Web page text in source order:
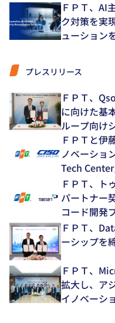
ＦＰＴ、AI
ク対策を実
ューション
プレスリリース
ＦＰＴ、
に向けた基
ループ向け
域で中長期
ＦＰＴと伊
ノベーショ
Tech
ＦＰＴ、ト
パートナー
コード開発
「
～
ＦＰＴ、
ーシップを
ＦＰＴ、
拡大し、ア
イノベーシ